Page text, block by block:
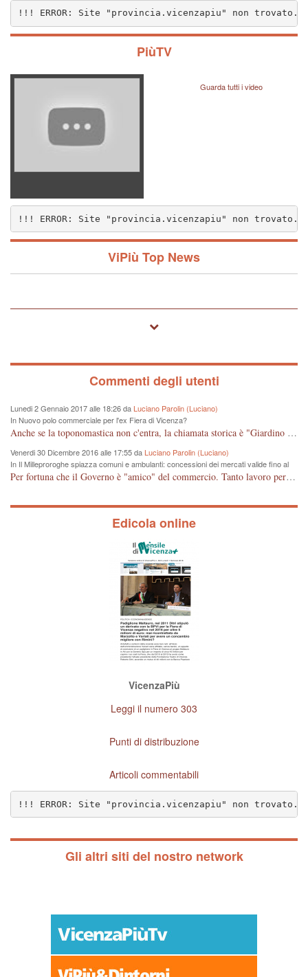
non trovato.. (1572)
!!! ERROR: Site "provincia.vicenzapiu" non trovato..
PiùTV
Guarda tutti i video
!!! ERROR: Site "provincia.vicenzapiu" non trovato..
ViPiù Top News
Commenti degli utenti
Lunedi 2 Gennaio 2017 alle 18:26 da Luciano Parolin (Luciano)
In Nuovo polo commerciale per l'ex Fiera di Vicenza?
Anche se la toponomastica non c'entra, la chiamata storica è "Giardino Salvi". Dal 1907 circa Proprietà Comunale e pertanto a mio giudizio "storico" il nome potrebbe essere cambiato in Giardino Comunale Goffredo Parise. Se poi vogliono farne un IPER mercato di cineserie varie (come se non ce ne fossero a sufficienza) vuol dire che: Mala Tempora Currunt. E' solo questione di schei? Amen.
Venerdi 30 Dicembre 2016 alle 17:55 da Luciano Parolin (Luciano)
In Il Milleproroghe spiazza comuni e ambulanti: concessioni dei mercati valide fino al
2020
Per fortuna che il Governo è "amico" del commercio. Tanto lavoro per nessun cambiamento. Tutto fermo sino al 2020. E' incomprensibile dice il Dirigente, figurarsi se il cittadino normale che legge e chiede di essere informato, può capire qualcosa. E' certo che, almeno per Vicenza, alcune situazioni contingenti devono essere riviste, vedi mercato di Viale Roma e altro, prima che la città UNESCO che si sta trasformando in città storico-artistico-turistica, diventi una casba tunisina! Capisco le esigenze delle imprese, ma a decidere dovrebbe essere la Città che ha eletto i suoi rappresentanti, invece ROMA, tra un rinvio ed un altro, arriva al 2020 senza aver cambiato Niente. Mala tempora currunt.
Edicola online
VicenzaPiù
Leggi il numero 303
Punti di distribuzione
Articoli commentabili
!!! ERROR: Site "provincia.vicenzapiu" non trovato.
Gli altri siti del nostro network